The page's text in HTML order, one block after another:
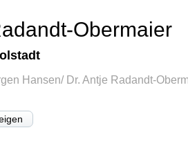
Obermaier
Hansen/ Dr. Antje Radandt-